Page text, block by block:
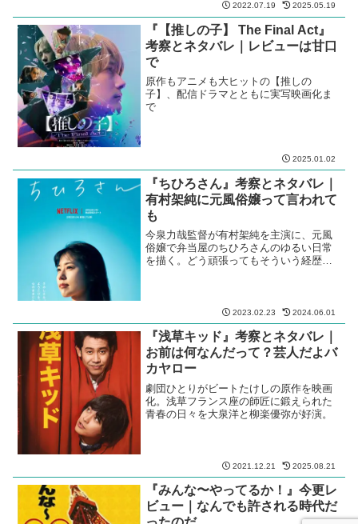
2022.07.19 2025.05.19
『【推しの子】 The Final Act』
考察とネタバレ｜レビューは甘口
で
原作もアニメも大ヒットの【推しの
子】、配信ドラマとともに実写映画化ま
で
2025.01.02
『ちひろさん』考察とネタバレ｜
有村架純に元風俗嬢って言われて
も
今泉力哉監督が有村架純を主演に、元風
俗嬢で弁当屋のちひろさんのゆるい日常
を描く。どう頑張ってもそういう経歴の
2023.02.23 2024.06.01
『浅草キッド』考察とネタバレ｜
お前は何なんだって？芸人だよバ
カヤロー
劇団ひとりがビートたけしの原作を映画
化。浅草フランス座の師匠に鍛えられた
青春の日々を大泉洋と柳楽優弥が好演。
2021.12.21 2025.08.21
『みんな〜やってるか！』今更レ
ビュー｜なんでも許される時代だ